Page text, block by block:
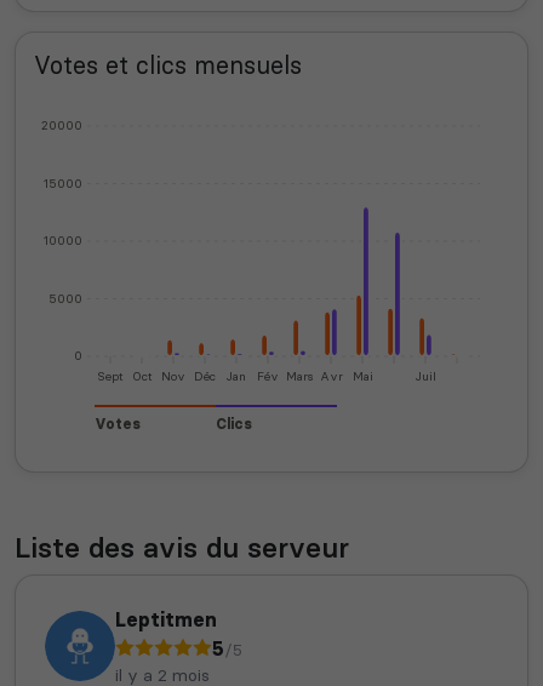
Votes et clics mensuels
0
5000
10000
15000
20000
Sept Oct Nov Déc Jan Fév Mars Avr Mai Juil
Votes Clics
Liste des avis du serveur
Leptitmen
5/5
il y a 2 mois